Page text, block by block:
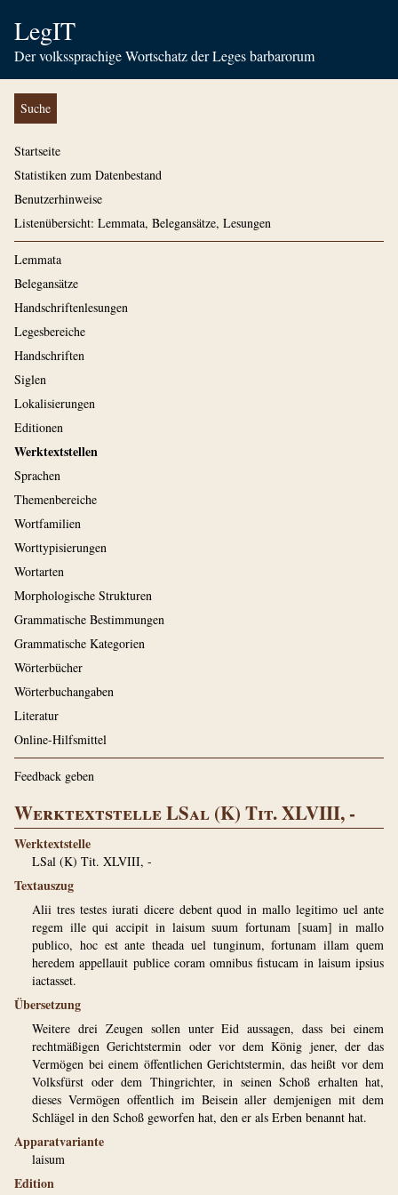
LegIT
Der volkssprachige Wortschatz der Leges barbarorum
Suche
Startseite
Statistiken zum Datenbestand
Benutzerhinweise
Listenübersicht: Lemmata, Belegansätze, Lesungen
Lemmata
Belegansätze
Handschriftenlesungen
Legesbereiche
Handschriften
Siglen
Lokalisierungen
Editionen
Werktextstellen
Sprachen
Themenbereiche
Wortfamilien
Worttypisierungen
Wortarten
Morphologische Strukturen
Grammatische Bestimmungen
Grammatische Kategorien
Wörterbücher
Wörterbuchangaben
Literatur
Online-Hilfsmittel
Feedback geben
Werktextstelle LSal (K) Tit. XLVIII, -
Werktextstelle
LSal (K) Tit. XLVIII, -
Textauszug
Alii tres testes iurati dicere debent quod in mallo legitimo uel ante
regem ille qui accipit in laisum suum fortunam [suam] in mallo
publico, hoc est ante theada uel tunginum, fortunam illam quem
heredem appellauit publice coram omnibus fistucam in laisum ipsius
iactasset.
Übersetzung
Weitere drei Zeugen sollen unter Eid aussagen, dass bei einem
rechtmäßigen Gerichtstermin oder vor dem König jener, der das
Vermögen bei einem öffentlichen Gerichtstermin, das heißt vor dem
Volksfürst oder dem Thingrichter, in seinen Schoß erhalten hat,
dieses Vermögen offentlich im Beisein aller demjenigen mit dem
Schlägel in den Schoß geworfen hat, den er als Erben benannt hat.
Apparatvariante
laisum
Edition